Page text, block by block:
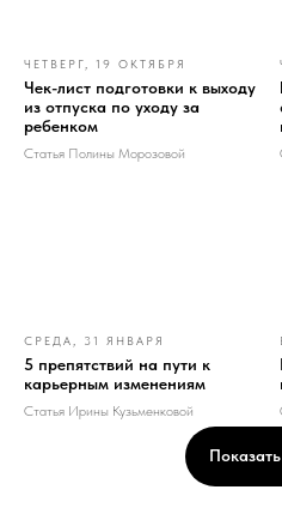
ЧЕТВЕРГ, 19 ОКТЯБРЯ
Чек-лист подготовки к выходу
из отпуска по уходу за
ребенком
Статья Полины Морозовой
СРЕДА, 31 ЯНВАРЯ
5 препятствий на пути к
карьерным изменениям
Статья Ирины Кузьменковой